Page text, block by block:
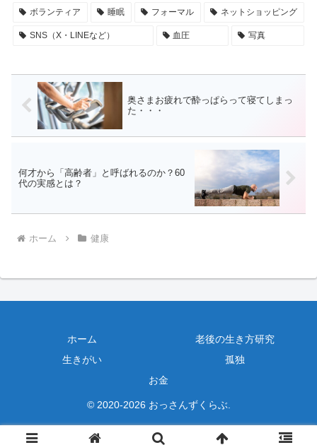
ボランティア 睡眠 フォーマル ネットショッピング
SNS（X・LINEなど） 血圧 写真
奥さまお疲れで酔っぱらって寝てしまっ
た・・・
何才から「高齢者」と呼ばれるのか？60
代の実感とは？
ホーム 健康
ホーム
老後の生き方研究
生きがい
孤独
お金
© 2020-2026 おっさんずくらぶ.